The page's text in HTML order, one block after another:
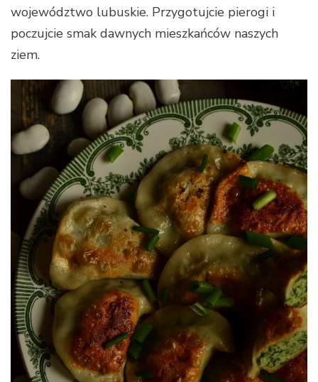
województwo lubuskie. Przygotujcie pierogi i
poczujcie smak dawnych mieszkańców naszych
ziem.